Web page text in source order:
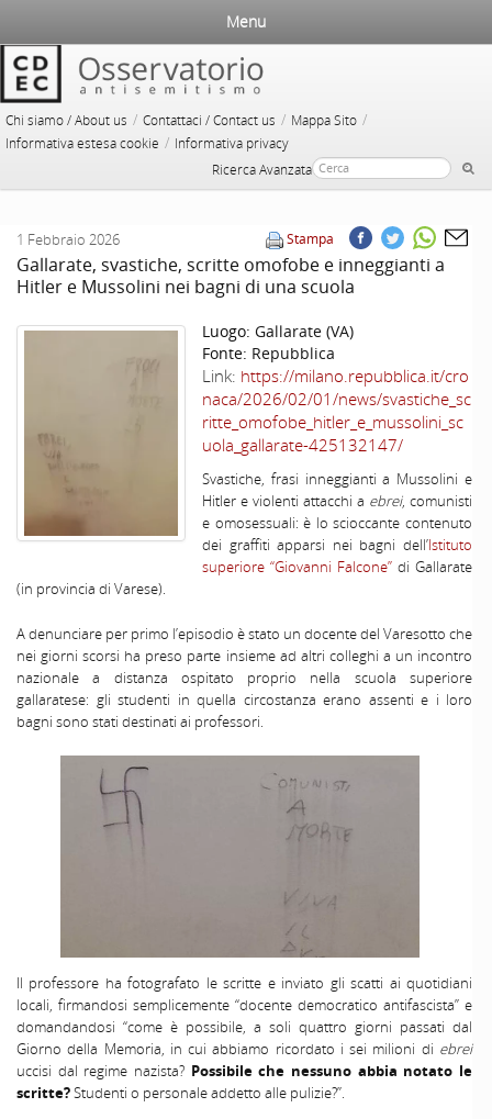
Chi siamo / About us / Contattaci / Contact us / Mappa Sito /
Informativa estesa cookie / Informativa privacy
Ricerca Avanzata
Menu
Stampa
1 Febbraio 2026
Gallarate, svastiche, scritte omofobe e inneggianti a
Hitler e Mussolini nei bagni di una scuola
Luogo: Gallarate (VA)
Fonte: Repubblica
Link: https://milano.repubblica.it/cro
naca/2026/02/01/news/svastiche_sc
ritte_omofobe_hitler_e_mussolini_sc
uola_gallarate-425132147/
Svastiche, frasi inneggianti a Mussolini e
Hitler e violenti attacchi a ebrei, comunisti
e omosessuali: è lo scioccante contenuto
dei graffiti apparsi nei bagni dell’Istituto
superiore “Giovanni Falcone” di Gallarate
(in provincia di Varese).
A denunciare per primo l’episodio è stato un docente del Varesotto che
nei giorni scorsi ha preso parte insieme ad altri colleghi a un incontro
nazionale a distanza ospitato proprio nella scuola superiore
gallaratese: gli studenti in quella circostanza erano assenti e i loro
bagni sono stati destinati ai professori.
Il professore ha fotografato le scritte e inviato gli scatti ai quotidiani
locali, firmandosi semplicemente “docente democratico antifascista” e
domandandosi “come è possibile, a soli quattro giorni passati dal
Giorno della Memoria, in cui abbiamo ricordato i sei milioni di ebrei
uccisi dal regime nazista? Possibile che nessuno abbia notato le
scritte?Studenti o personale addetto alle pulizie?”.